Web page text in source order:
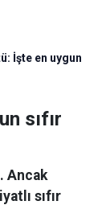
İşte en uygun
sıfır
Ancak
sıfır